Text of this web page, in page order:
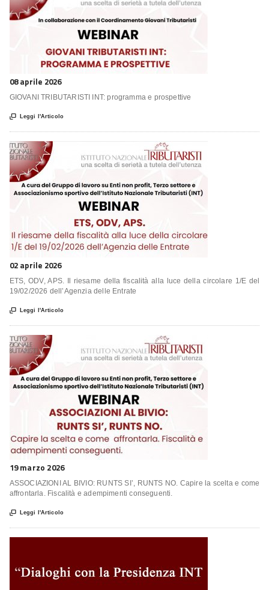
08 aprile 2026
GIOVANI TRIBUTARISTI INT: programma e prospettive
 Leggi l'Articolo
02 aprile 2026
ETS, ODV, APS. Il riesame della fiscalità alla luce della circolare 1/E del
19/02/2026 dell’Agenzia delle Entrate
 Leggi l'Articolo
19 marzo 2026
ASSOCIAZIONI AL BIVIO: RUNTS SI’, RUNTS NO. Capire la scelta e come
affrontarla. Fiscalità e adempimenti conseguenti.
 Leggi l'Articolo